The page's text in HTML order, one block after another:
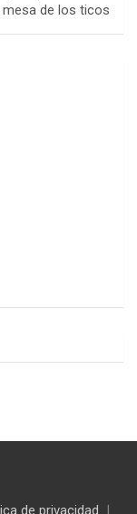
de los ticos
de privacidad